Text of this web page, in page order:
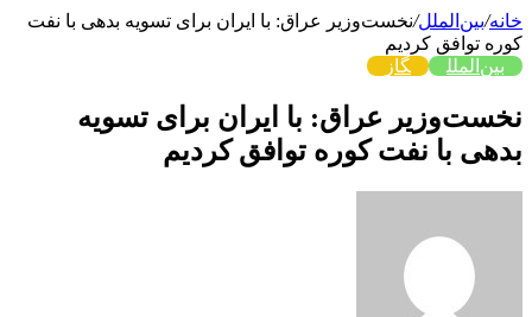
خانه/بین‌الملل/نخست‌وزیر عراق: با ایران برای تسویه بدهی با نفت
کوره توافق کردیم
بین‌الملل
گاز
نخست‌وزیر عراق: با ایران برای تسویه
بدهی با نفت کوره توافق کردیم